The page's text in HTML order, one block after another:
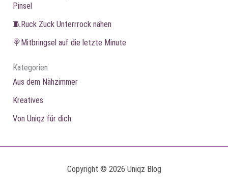
Pinsel
🧵Ruck Zuck Unterrrock nähen
🍭Mitbringsel auf die letzte Minute
Kategorien
Aus dem Nähzimmer
Kreatives
Von Uniqz für dich
Copyright © 2026 Uniqz Blog